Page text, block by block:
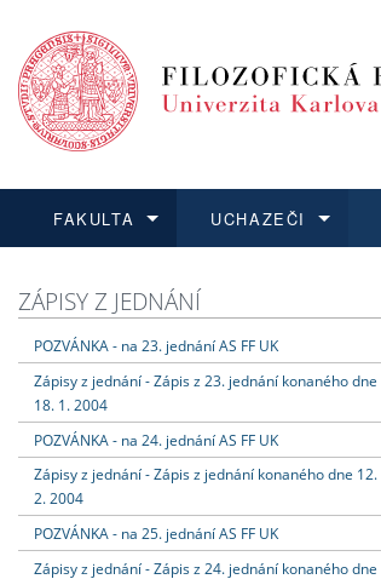
FAKULTA
Dozvědět se více
UCHAZEČI
Podat přihlášku
Dozvědět se více
Dozvědět se více
Dozvědět se více
ZÁPISY Z JEDNÁNÍ
POZVÁNKA - na 23. jednání AS FF UK
Zápisy z jednání - Zápis z 23. jednání konaného dne
18. 1. 2004
POZVÁNKA - na 24. jednání AS FF UK
Zápisy z jednání - Zápis z jednání konaného dne 12.
2. 2004
POZVÁNKA - na 25. jednání AS FF UK
Zápisy z jednání - Zápis z 24. jednání konaného dne